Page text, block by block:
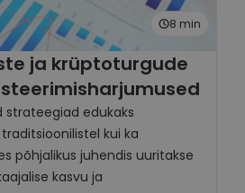
8 min
ja krüptoturgude
strateegiad edukaks
kui ka
põhjalikus juhendis uuritakse
kasvu ja